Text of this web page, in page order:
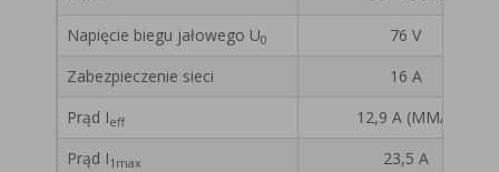
Napięcie biegu jałowego U0
76 V
Zabezpieczenie sieci
16 A
Prąd Ieff
12,9 A (MMA)
Prąd I1max
23,5 A